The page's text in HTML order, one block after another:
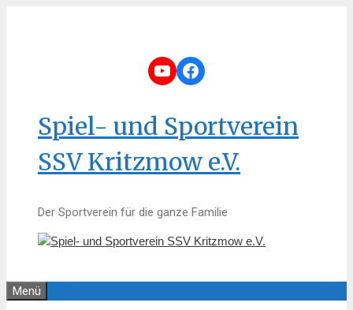
YouTube
Facebook
Spiel- und Sportverein
SSV Kritzmow e.V.
Der Sportverein für die ganze Familie
Menü